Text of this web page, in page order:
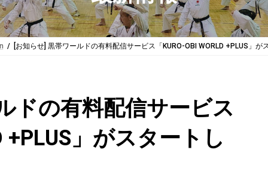
[お知らせ] 黒帯ワールドの有料配信サービス「KURO-OBI WORLD +PLUS」が
ドの有料配信サービス
+PLUS」がスタートし